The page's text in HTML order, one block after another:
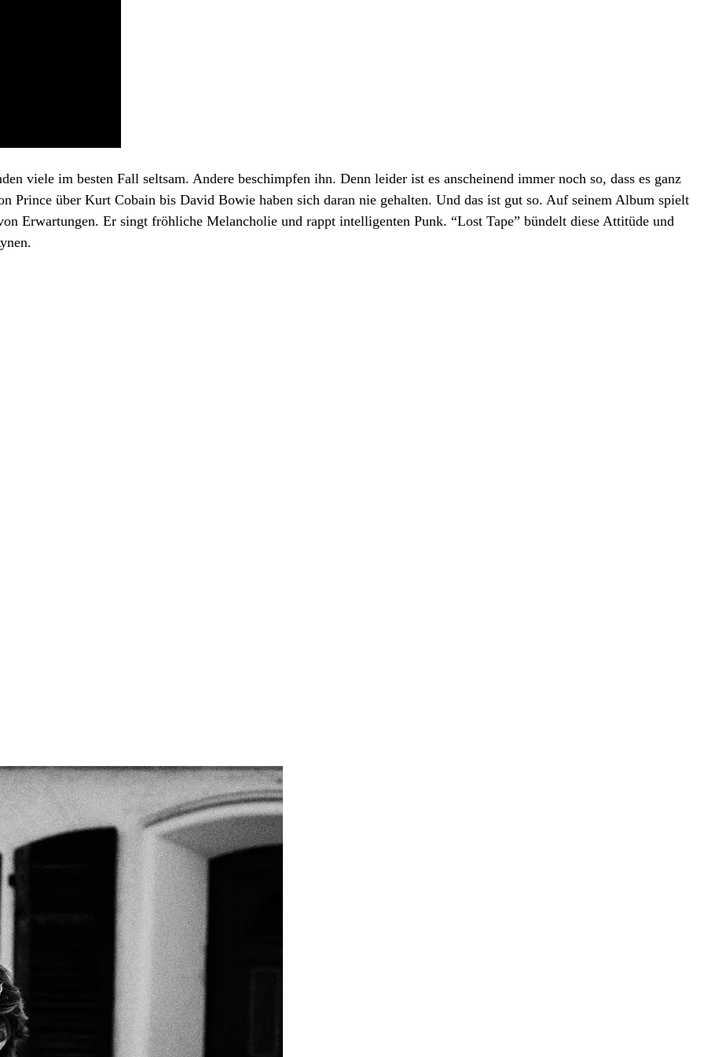
viele im besten Fall seltsam. Andere beschimpfen ihn. Denn leider ist es anscheinend immer noch so, dass es ganz
Prince über Kurt Cobain bis David Bowie haben sich daran nie gehalten. Und das ist gut so. Auf seinem Album spielt
Erwartungen. Er singt fröhliche Melancholie und rappt intelligenten Punk. “Lost Tape” bündelt diese Attitüde und